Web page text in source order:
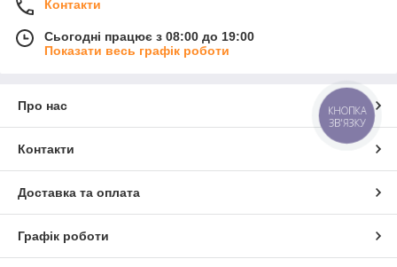
Контакти
Сьогодні працює з 08:00 до 19:00
Показати весь графік роботи
Про нас
Контакти
Доставка та оплата
Графік роботи
КНОПКА
ЗВ'ЯЗКУ